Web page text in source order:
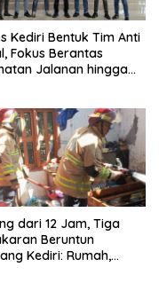
Kediri Bentuk Tim Anti
Fokus Berantas
Jalanan hingga
dari 12 Jam, Tiga
Beruntun
Kediri: Rumah,